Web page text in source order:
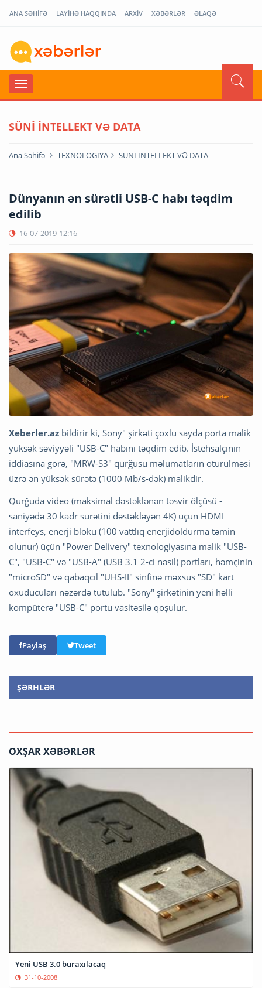
ANA SƏHİFƏ LAYİHƏ HAQQINDA ARXİV XƏBƏRLƏR ƏLAQƏ
SÜNİ İNTELLEKT VƏ DATA
Ana Səhifə TEXNOLOGİYA SÜNİ İNTELLEKT VƏ DATA
Dünyanın ən sürətli USB-C habı təqdim
edilib
16-07-2019 12:16
Xeberler.az bildirir ki, Sony" şirkəti çoxlu sayda porta malik
yüksək səviyyəli "USB-C" habını təqdim edib. İstehsalçının
iddiasına görə, "MRW-S3" qurğusu məlumatların ötürülməsi
üzrə ən yüksək sürətə (1000 Mb/s-dək) malikdir.
Qurğuda video (maksimal dəstəklənən təsvir ölçüsü -
saniyədə 30 kadr sürətini dəstəkləyən 4K) üçün HDMI
interfeys, enerji bloku (100 vattlıq enerjidoldurma təmin
olunur) üçün "Power Delivery" texnologiyasına malik "USB-
C", "USB-C" və "USB-A" (USB 3.1 2-ci nəsil) portları, həmçinin
"microSD" və qabaqcıl "UHS-II" sinfinə məxsus "SD" kart
oxuducuları nəzərdə tutulub. "Sony" şirkətinin yeni həlli
kompüterə "USB-C" portu vasitəsilə qoşulur.
Paylaş Tweet
ŞƏRHLƏR
OXŞAR XƏBƏRLƏR
Yeni USB 3.0 buraxılacaq
31-10-2008